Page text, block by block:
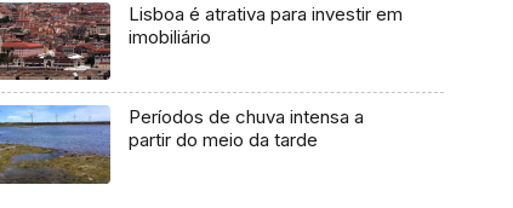
Lisboa é atrativa para investir em
imobiliário
Períodos de chuva intensa a
partir do meio da tarde